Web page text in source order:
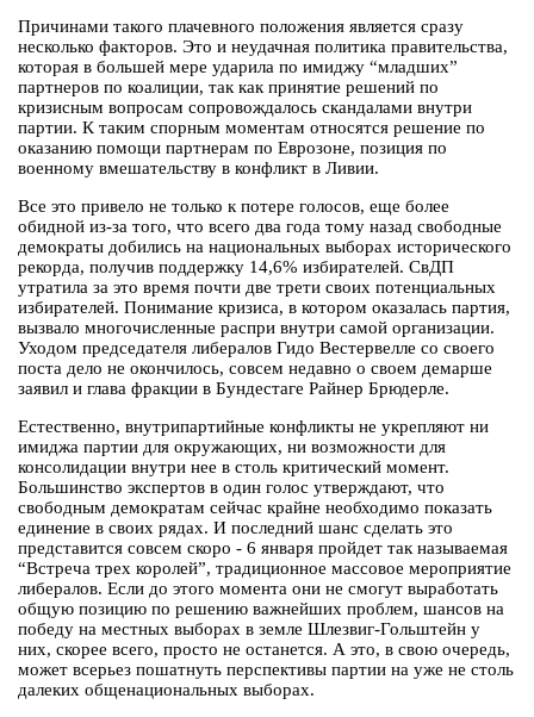
Причинами такого плачевного положения является сразу
несколько факторов. Это и неудачная политика правительства,
которая в большей мере ударила по имиджу “младших”
партнеров по коалиции, так как принятие решений по
кризисным вопросам сопровождалось скандалами внутри
партии. К таким спорным моментам относятся решение по
оказанию помощи партнерам по Еврозоне, позиция по
военному вмешательству в конфликт в Ливии.
Все это привело не только к потере голосов, еще более
обидной из-за того, что всего два года тому назад свободные
демократы добились на национальных выборах исторического
рекорда, получив поддержку 14,6% избирателей. СвДП
утратила за это время почти две трети своих потенциальных
избирателей. Понимание кризиса, в котором оказалась партия,
вызвало многочисленные распри внутри самой организации.
Уходом председателя либералов Гидо Вестервелле со своего
поста дело не окончилось, совсем недавно о своем демарше
заявил и глава фракции в Бундестаге Райнер Брюдерле.
Естественно, внутрипартийные конфликты не укрепляют ни
имиджа партии для окружающих, ни возможности для
консолидации внутри нее в столь критический момент.
Большинство экспертов в один голос утверждают, что
свободным демократам сейчас крайне необходимо показать
единение в своих рядах. И последний шанс сделать это
представится совсем скоро - 6 января пройдет так называемая
“Встреча трех королей”, традиционное массовое мероприятие
либералов. Если до этого момента они не смогут выработать
общую позицию по решению важнейших проблем, шансов на
победу на местных выборах в земле Шлезвиг-Гольштейн у
них, скорее всего, просто не останется. А это, в свою очередь,
может всерьез пошатнуть перспективы партии на уже не столь
далеких общенациональных выборах.